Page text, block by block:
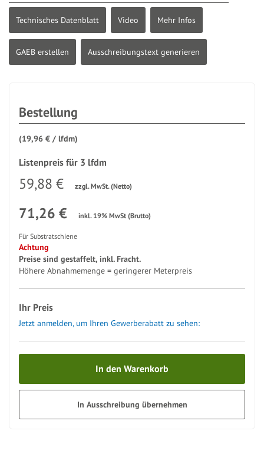
Technisches Datenblatt Video Mehr Infos
GAEB erstellen Ausschreibungstext generieren
Bestellung
(19,96 € / lfdm)
Listenpreis für 3 lfdm
59,88 € zzgl. MwSt. (Netto)
71,26 € inkl. 19% MwSt (Brutto)
Für Substratschiene
Achtung
Preise sind gestaffelt, inkl. Fracht.
Höhere Abnahmemenge = geringerer Meterpreis
Ihr Preis
Jetzt anmelden, um Ihren Gewerberabatt zu sehen:
In den Warenkorb
In Ausschreibung übernehmen